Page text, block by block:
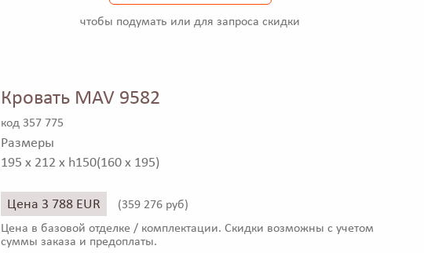
чтобы подумать или для запроса скидки
Кровать MAV 9582
код 357 775
Размеры
195 x 212 x h150(160 x 195)
Цена 3 788 EUR (359 276 руб)
Цена в базовой отделке / комплектации. Скидки возможны с учетом
суммы заказа и предоплаты.